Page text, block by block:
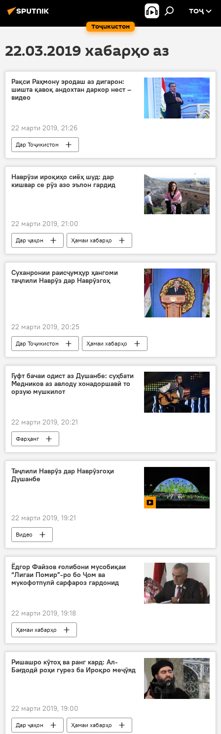
Тоҷикистон
ТОҶ
22.03.2019 хабарҳо аз
Рақси Раҳмону эродаш аз дигарон:
шишта қавоқ андохтан даркор нест –
видео
22 марти 2019, 21:26
Дар Тоҷикистон
Наврӯзи ироқиҳо сиёҳ шуд: дар
кишвар се рӯз азо эълон гардид
22 марти 2019, 21:00
Дар ҷаҳон Ҳамаи хабарҳо
Суханронии раисҷумҳур ҳангоми
таҷлили Наврӯз дар Наврӯзгоҳ
22 марти 2019, 20:25
Дар Тоҷикистон Ҳамаи хабарҳо
Гуфт бачаи одист аз Душанбе: суҳбати
Медников аз авлоду хонадоршавӣ то
орзую мушкилот
22 марти 2019, 20:21
Фарҳанг
Таҷлили Наврӯз дар Наврӯзгоҳи
Душанбе
22 марти 2019, 19:21
Видео
Ёдгор Файзов ғолибони мусобиқаи
“Лигаи Помир”-ро бо Ҷом ва
мукофотпулӣ сарфароз гардонид
22 марти 2019, 19:18
Ҳамаи хабарҳо
Навигариҳои варзиши Тоҷикистон
футзал
Дар Тоҷикистон
Ришашро кӯтоҳ ва ранг кард: Ал-
Бағдодӣ роҳи гурез ба Ироқро меҷӯяд
22 марти 2019, 19:00
Дар ҷаҳон Ҳамаи хабарҳо